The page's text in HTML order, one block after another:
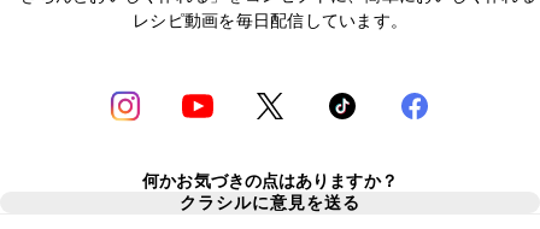
レシピ動画を毎日配信しています。
何かお気づきの点はありますか？
クラシルに意見を送る